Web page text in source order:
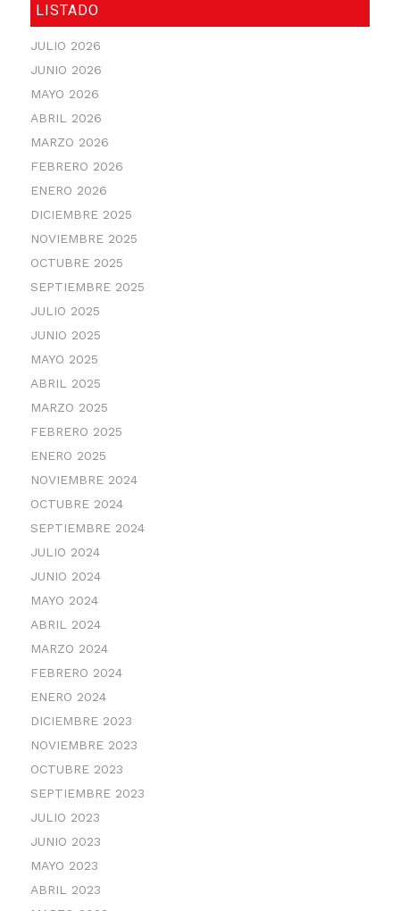
LISTADO
JULIO 2026
JUNIO 2026
MAYO 2026
ABRIL 2026
MARZO 2026
FEBRERO 2026
ENERO 2026
DICIEMBRE 2025
NOVIEMBRE 2025
OCTUBRE 2025
SEPTIEMBRE 2025
JULIO 2025
JUNIO 2025
MAYO 2025
ABRIL 2025
MARZO 2025
FEBRERO 2025
ENERO 2025
NOVIEMBRE 2024
OCTUBRE 2024
SEPTIEMBRE 2024
JULIO 2024
JUNIO 2024
MAYO 2024
ABRIL 2024
MARZO 2024
FEBRERO 2024
ENERO 2024
DICIEMBRE 2023
NOVIEMBRE 2023
OCTUBRE 2023
SEPTIEMBRE 2023
JULIO 2023
JUNIO 2023
MAYO 2023
ABRIL 2023